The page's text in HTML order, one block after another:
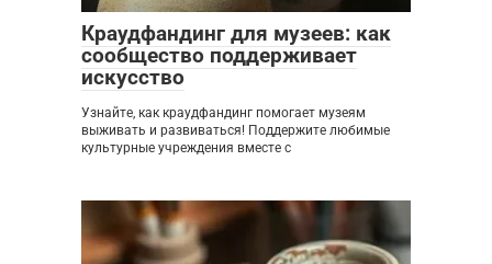
Краудфандинг для музеев: как
сообщество поддерживает
искусство
Узнайте, как краудфандинг помогает музеям
выживать и развиваться! Поддержите любимые
культурные учреждения вместе с